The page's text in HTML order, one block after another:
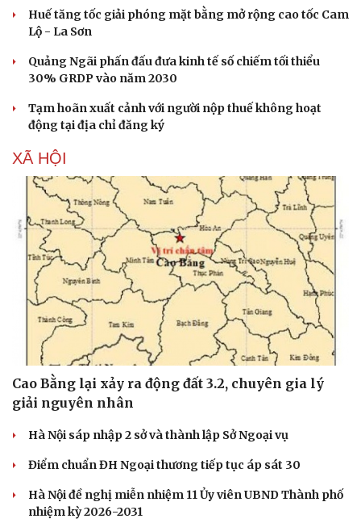
Du lịch
Tư vấn
Săn Tour
check-in
Podcast
Câu chuyện thời sự
Đọc truyện đêm khuya
Cửa sổ tình yêu
Kể chuyện cho bé
Hạt giống tâm hồn
Huế tăng tốc giải phóng mặt bằng mở rộng cao tốc Cam
Lộ - La Sơn
Quảng Ngãi phấn đấu đưa kinh tế số chiếm tối thiểu
30% GRDP vào năm 2030
Tạm hoãn xuất cảnh với người nộp thuế không hoạt
động tại địa chỉ đăng ký
XÃ HỘI
Cao Bằng lại xảy ra động đất 3.2, chuyên gia lý
giải nguyên nhân
Hà Nội sáp nhập 2 sở và thành lập Sở Ngoại vụ
Điểm chuẩn ĐH Ngoại thương tiếp tục áp sát 30
Hà Nội đề nghị miễn nhiệm 11 Ủy viên UBND Thành phố
nhiệm kỳ 2026-2031